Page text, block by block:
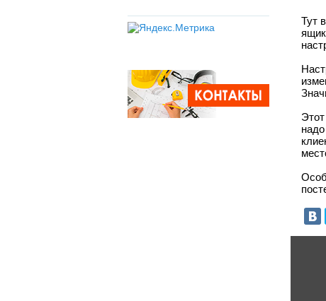
Тут